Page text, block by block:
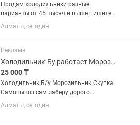
Продам холодильники разные
варианты от 45 тысяч и выше пишите
фото могу отправить полностью
рабочий
Алматы, сегодня
Реклама
Холодильник Бу работает Морозильник не работает
25 000 ₸
Холодильник Б/у Морозильник Скупка
Самовывоз сам заберу дорого
C.K.У.П.K.A
Алматы, сегодня